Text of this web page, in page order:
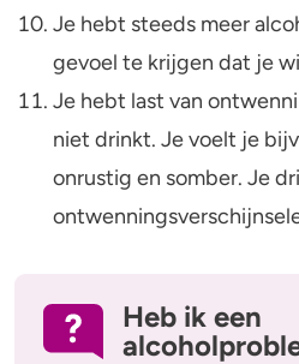
Je hebt steeds meer
gevoel te krijgen dat je
Je hebt last van
niet drinkt. Je voelt je
onrustig en somber. Je
Heb ik een